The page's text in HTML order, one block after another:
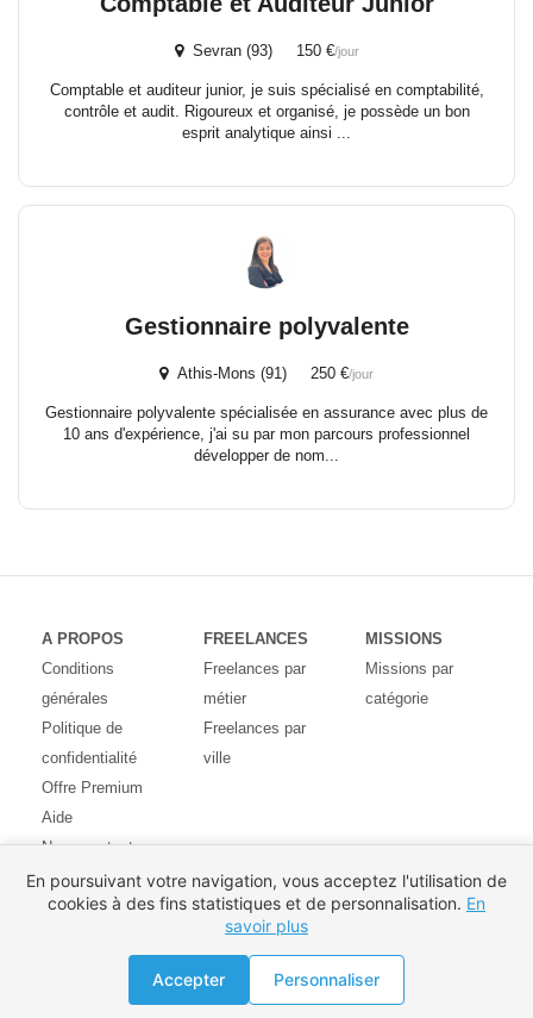
Sevran (93) 150 €/jour
Comptable et auditeur junior, je suis spécialisé en comptabilité,
contrôle et audit. Rigoureux et organisé, je possède un bon
esprit analytique ainsi ...
Gestionnaire polyvalente
Athis-Mons (91) 250 €/jour
Gestionnaire polyvalente spécialisée en assurance avec plus de
10 ans d'expérience, j'ai su par mon parcours professionnel
développer de nom...
Proposer une mission
A PROPOS
Conditions
générales
Politique de
confidentialité
Offre Premium
Aide
Nous contacter
Avis des
utilisateurs
FREELANCES
Freelances par
métier
Freelances par
ville
MISSIONS
Missions par
catégorie
En poursuivant votre navigation, vous acceptez l'utilisation de
cookies à des fins statistiques et de personnalisation. En
savoir plus
Accepter Personnaliser